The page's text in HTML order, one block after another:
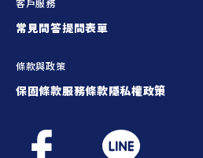
客戶服務
常見問答提問表單
條款與政策
保固條款服務條款隱私權政策